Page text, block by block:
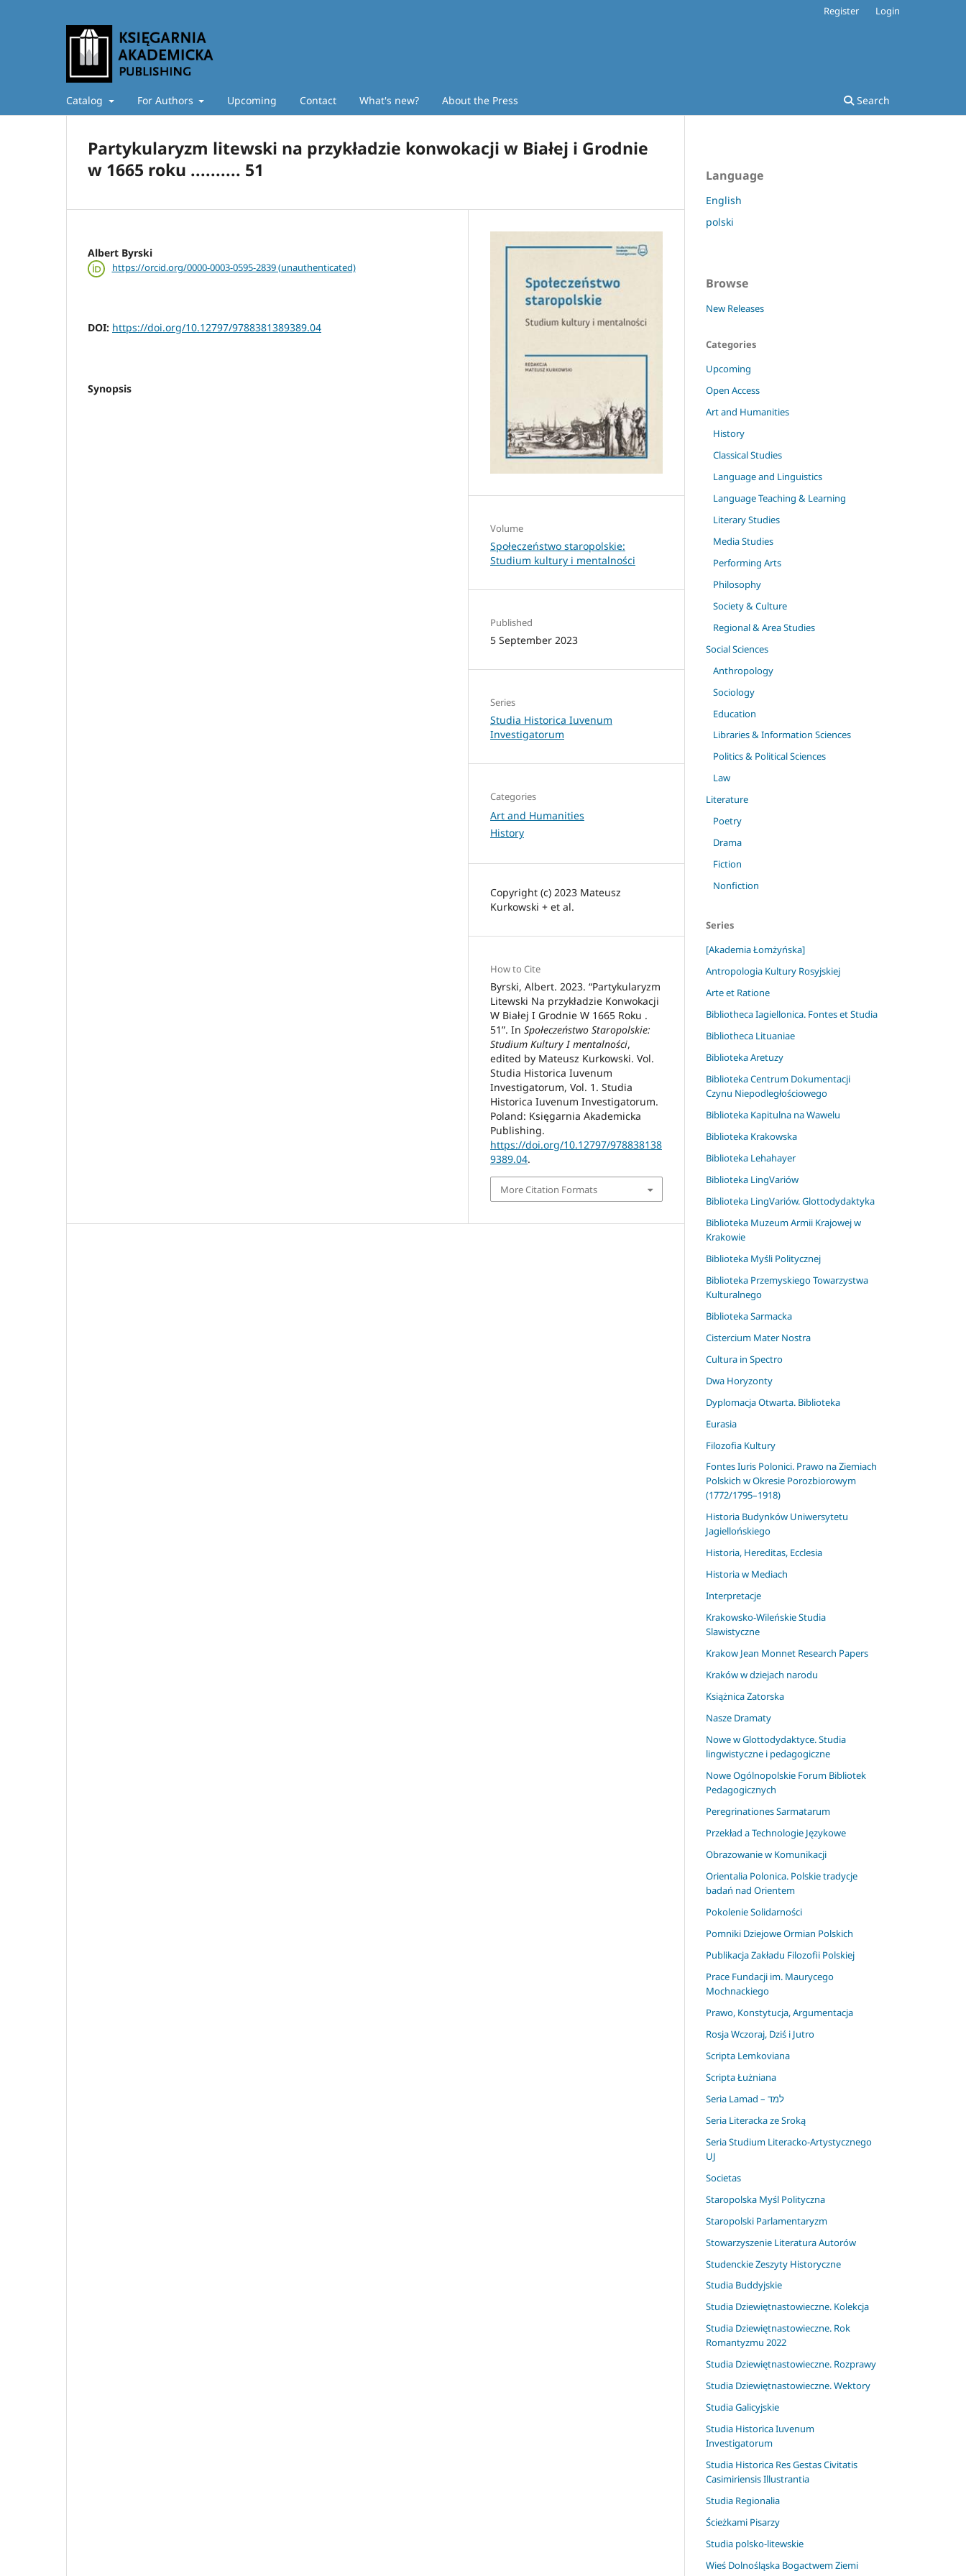
Catalog For Authors Upcoming Contact What's new? About the Press Search
Register Login
Partykularyzm litewski na przykładzie konwokacji w Białej i Grodnie
w 1665 roku .......... 51
Albert Byrski
https://orcid.org/0000-0003-0595-2839 (unauthenticated)
DOI: https://doi.org/10.12797/9788381389389.04
Synopsis
Volume
Społeczeństwo staropolskie:
Studium kultury i mentalności
Published
5 September 2023
Series
Studia Historica Iuvenum
Investigatorum
Categories
Art and Humanities
History
Copyright (c) 2023 Mateusz
Kurkowski + et al.
How to Cite
Byrski, Albert. 2023. “Partykularyzm
Litewski Na przykładzie Konwokacji
W Białej I Grodnie W 1665 Roku .
51”. In Społeczeństwo Staropolskie:
Studium Kultury I mentalności,
edited by Mateusz Kurkowski. Vol.
Studia Historica Iuvenum
Investigatorum, Vol. 1. Studia
Historica Iuvenum Investigatorum.
Poland: Księgarnia Akademicka
Publishing.
https://doi.org/10.12797/978838138
9389.04.
More Citation Formats
Language
English
polski
Browse
New Releases
Categories
Upcoming
Open Access
Art and Humanities
History
Classical Studies
Language and Linguistics
Language Teaching & Learning
Literary Studies
Media Studies
Performing Arts
Philosophy
Society & Culture
Regional & Area Studies
Social Sciences
Anthropology
Sociology
Education
Libraries & Information Sciences
Politics & Political Sciences
Law
Literature
Poetry
Drama
Fiction
Nonfiction
Series
[Akademia Łomżyńska]
Antropologia Kultury Rosyjskiej
Arte et Ratione
Bibliotheca Iagiellonica. Fontes et Studia
Bibliotheca Lituaniae
Biblioteka Aretuzy
Biblioteka Centrum Dokumentacji
Czynu Niepodległościowego
Biblioteka Kapitulna na Wawelu
Biblioteka Krakowska
Biblioteka Lehahayer
Biblioteka LingVariów
Biblioteka LingVariów. Glottodydaktyka
Biblioteka Muzeum Armii Krajowej w
Krakowie
Biblioteka Myśli Politycznej
Biblioteka Przemyskiego Towarzystwa
Kulturalnego
Biblioteka Sarmacka
Cistercium Mater Nostra
Cultura in Spectro
Dwa Horyzonty
Dyplomacja Otwarta. Biblioteka
Eurasia
Filozofia Kultury
Fontes Iuris Polonici. Prawo na Ziemiach
Polskich w Okresie Porozbiorowym
(1772/1795–1918)
Historia Budynków Uniwersytetu
Jagiellońskiego
Historia, Hereditas, Ecclesia
Historia w Mediach
Interpretacje
Krakowsko-Wileńskie Studia
Slawistyczne
Krakow Jean Monnet Research Papers
Kraków w dziejach narodu
Książnica Zatorska
Nasze Dramaty
Nowe w Glottodydaktyce. Studia
lingwistyczne i pedagogiczne
Nowe Ogólnopolskie Forum Bibliotek
Pedagogicznych
Peregrinationes Sarmatarum
Przekład a Technologie Językowe
Obrazowanie w Komunikacji
Orientalia Polonica. Polskie tradycje
badań nad Orientem
Pokolenie Solidarności
Pomniki Dziejowe Ormian Polskich
Publikacja Zakładu Filozofii Polskiej
Prace Fundacji im. Maurycego
Mochnackiego
Prawo, Konstytucja, Argumentacja
Rosja Wczoraj, Dziś i Jutro
Scripta Lemkoviana
Scripta Łużniana
Seria Lamad – למד
Seria Literacka ze Sroką
Seria Studium Literacko-Artystycznego
UJ
Societas
Staropolska Myśl Polityczna
Staropolski Parlamentaryzm
Stowarzyszenie Literatura Autorów
Studenckie Zeszyty Historyczne
Studia Buddyjskie
Studia Dziewiętnastowieczne. Kolekcja
Studia Dziewiętnastowieczne. Rok
Romantyzmu 2022
Studia Dziewiętnastowieczne. Rozprawy
Studia Dziewiętnastowieczne. Wektory
Studia Galicyjskie
Studia Historica Iuvenum
Investigatorum
Studia Historica Res Gestas Civitatis
Casimiriensis Illustrantia
Studia Regionalia
Ścieżkami Pisarzy
Studia polsko-litewskie
Wieś Dolnośląska Bogactwem Ziemi